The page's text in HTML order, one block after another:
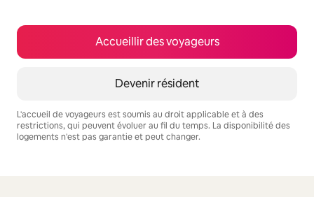
Accueillir des voyageurs
Devenir résident
L'accueil de voyageurs est soumis au droit applicable et à des
restrictions, qui peuvent évoluer au fil du temps. La disponibilité des
logements n'est pas garantie et peut changer.